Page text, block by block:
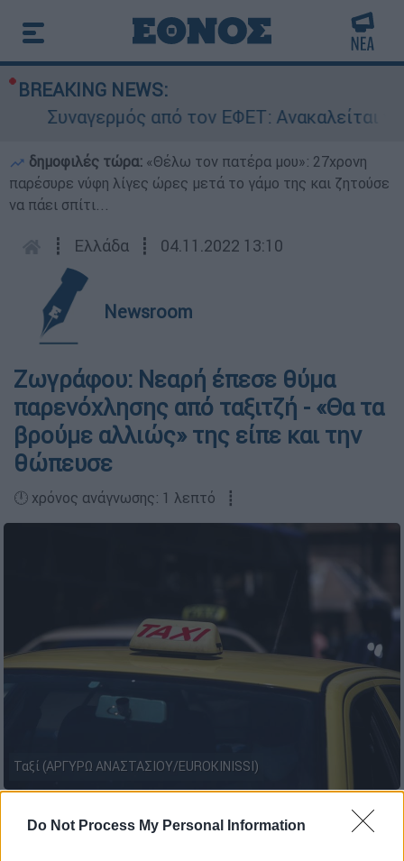
Do Not Process My Personal Information
BREAKING NEWS:
Συναγερμός από τον ΕΦΕΤ: Ανακαλείται
δημοφιλές τώρα: «Θέλω τον πατέρα μου»: 27χρονη
παρέσυρε νύφη λίγες ώρες μετά το γάμο της και ζητούσε
να πάει σπίτι...
┋ Ελλάδα ┋ 04.11.2022 13:10
Newsroom
Ζωγράφου: Νεαρή έπεσε θύμα
παρενόχλησης από ταξιτζή - «Θα τα
βρούμε αλλιώς» της είπε και την
θώπευσε
🕛 χρόνος ανάγνωσης: 1 λεπτό ┋
Ταξί (ΑΡΓΥΡΩ ΑΝΑΣΤΑΣΙΟΥ/EUROKINISSI)
Προσθέστε το ΕΘΝΟΣ στη Google